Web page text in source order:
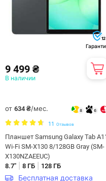
12
9 499 ₴
В наличии
от 634 ₴/мес. 8 6
11 Отзывов
Планшет Samsung Galaxy Tab
Wi-Fi SM-X130 8/128GB Gray (SM-
X130NZAEEUC)
8.7"
8 ГБ 128 ГБ
Бесплатная доставка